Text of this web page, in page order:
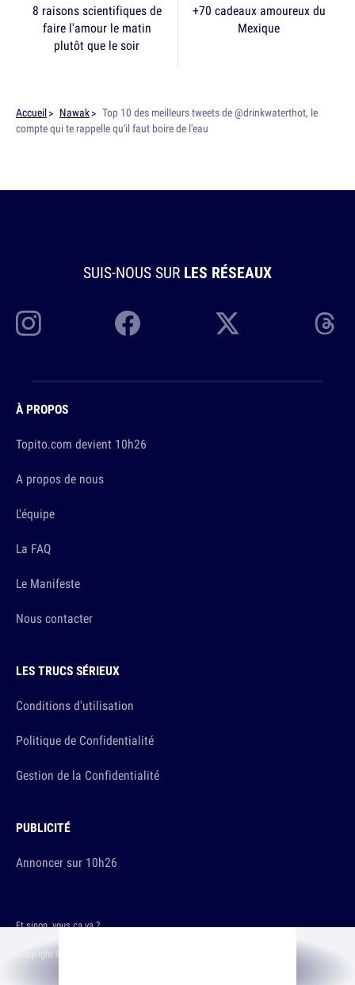
8 raisons scientifiques de
faire l'amour le matin
plutôt que le soir
+70 cadeaux amoureux du
Mexique
Accueil Nawak
Top 10 des meilleurs tweets de @drinkwaterthot, le
compte qui te rappelle qu'il faut boire de l'eau
SUIS-NOUS SUR LES RÉSEAUX
À PROPOS
Topito.com devient 10h26
A propos de nous
L'équipe
La FAQ
Le Manifeste
Nous contacter
LES TRUCS SÉRIEUX
Conditions d'utilisation
Politique de Confidentialité
Gestion de la Confidentialité
PUBLICITÉ
Annoncer sur 10h26
Copyright © 2026 The Original Publishing Studio
Et sinon, vous ça va ?